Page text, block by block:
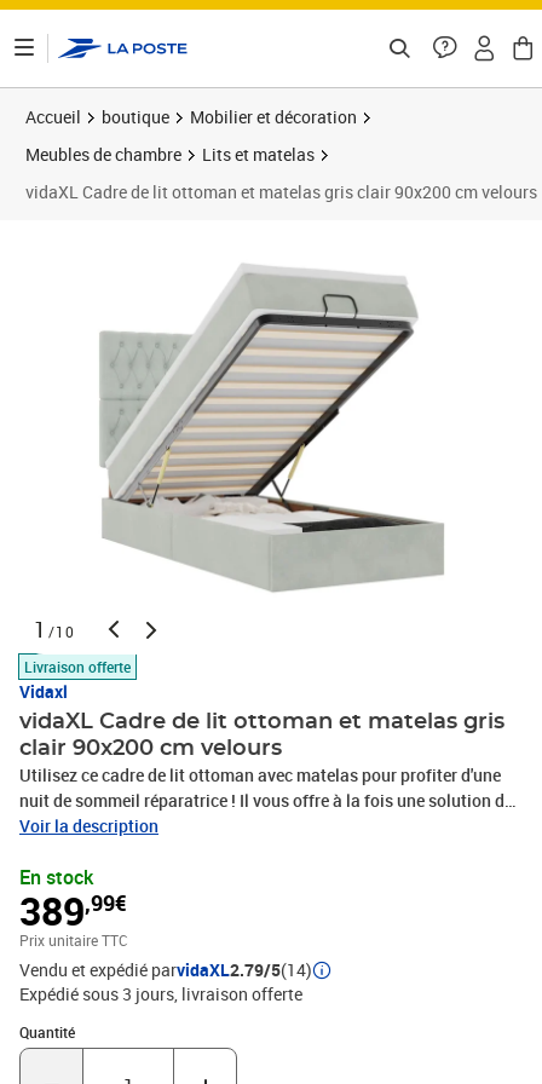
Accueil boutique
Mobilier et décoration
Meubles de chambre
Lits et matelas
vidaXL Cadre de lit ottoman et matelas gris clair 90x200 cm velours
1 /10
Livraison offerte
Vidaxl
vidaXL Cadre de lit ottoman et matelas gris
clair 90x200 cm velours
Utilisez ce cadre de lit ottoman avec matelas pour profiter d'une
nuit de sommeil réparatrice ! Il vous offre à la fois une solution de
rangement et une expérience de sommeil confortable.Matériau
douce et lisse qui offre une sensation agréable contre la peau,
vous apportant chaleur et confort ultime.Matelas à ressorts
ensachés : ce matelas à ressorts ensachés comporte des ressorts
ensachés individuels qui fonctionnent indépendamment pour
offrir un soutien personnalisé en réagissant uniquement à la
pression exercée dans chaque zone. Cette conception empêche «
l'enroulement » et réduit le transfert de mouvement par rapport aux
matelas traditionnels à ressorts ouverts. Chaque ressort ensaché
Voir la description
En stock
389,99€
Prix unitaire TTC
Vendu et expédié parvidaXL2.79/5(14)
Expédié sous 3 jours livraison offerte
Quantité
Quantité : 1